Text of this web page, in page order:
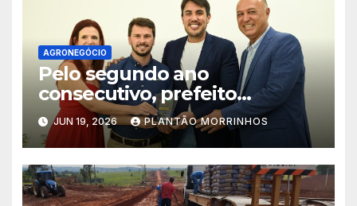
AGRONEGÓCIO
Pelo segundo ano
consecutivo, prefeito
Maycllyn Carreiro recebe
Prêmio Prefeito Amigo da
Agricultura Familiar
JUN 19, 2026 PLANTÃO MORRINHOS